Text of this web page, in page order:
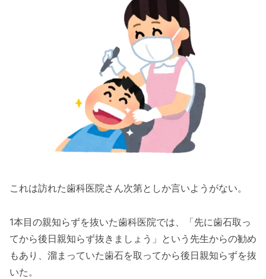
これは訪れた歯科医院さん次第としか言いようがない。
1本目の親知らずを抜いた歯科医院では、「先に歯石取っ
てから後日親知らず抜きましょう」という先生からの勧め
もあり、溜まっていた歯石を取ってから後日親知らずを抜
いた。